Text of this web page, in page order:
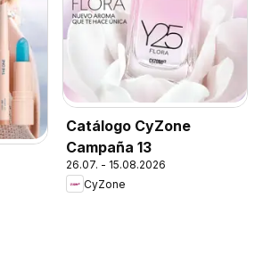
Catálogo CyZone
Campaña 13
26.07. - 15.08.2026
CyZone